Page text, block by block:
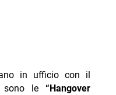
in ufficio con il
sono le“Hangover